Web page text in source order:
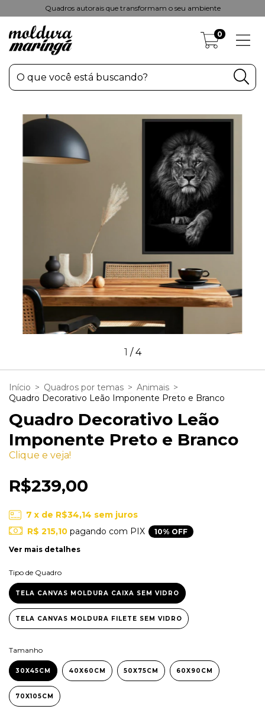
Quadros autorais que transformam o seu ambiente
0
1 /4
Início > Quadros por temas > Animais >
Quadro Decorativo Leão Imponente Preto e Branco
Quadro Decorativo Leão
Imponente Preto e Branco
Clique e veja!
R$239,00
7 x de R$34,14 sem juros
R$ 215,10 pagando com PIX
10% OFF
Ver mais detalhes
Tipo de Quadro
TELA CANVAS MOLDURA CAIXA SEM VIDRO
TELA CANVAS MOLDURA FILETE SEM VIDRO
Tamanho
30X45CM 40X60CM 50X75CM 60X90CM
70X105CM